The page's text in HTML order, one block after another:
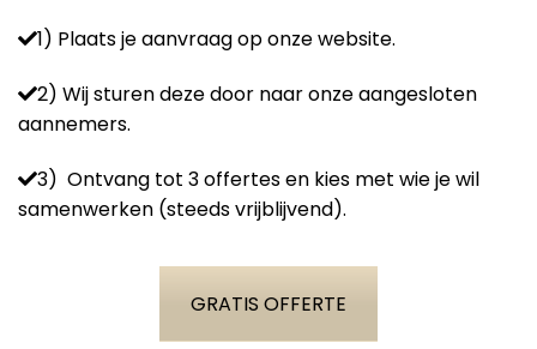
1) Plaats je aanvraag op onze website.
2) Wij sturen deze door naar onze aangesloten
aannemers.
3) Ontvang tot 3 offertes en kies met wie je wil
samenwerken (steeds vrijblijvend).
GRATIS OFFERTE